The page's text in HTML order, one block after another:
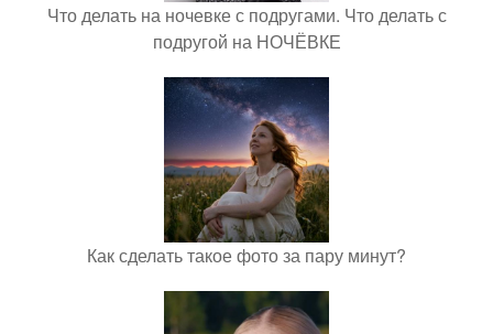
Что делать на ночевке с подругами. Что делать с
подругой на НОЧЁВКЕ
Как сделать такое фото за пару минут?